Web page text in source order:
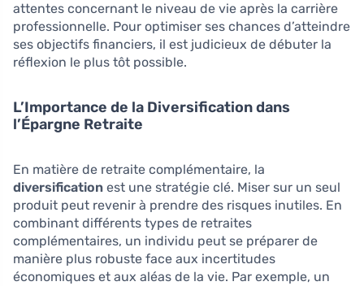
attentes concernant le niveau de vie après la carrière
professionnelle. Pour optimiser ses chances d’atteindre
ses objectifs financiers, il est judicieux de débuter la
réflexion le plus tôt possible.
L’Importance de la Diversification dans
l’Épargne Retraite
En matière de retraite complémentaire, la
diversification est une stratégie clé. Miser sur un seul
produit peut revenir à prendre des risques inutiles. En
combinant différents types de retraites
complémentaires, un individu peut se préparer de
manière plus robuste face aux incertitudes
économiques et aux aléas de la vie. Par exemple, un